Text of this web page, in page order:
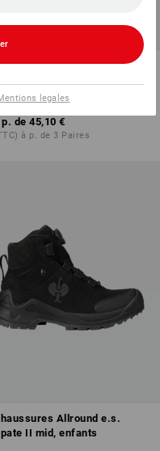
Allround e.s. Porto
6 couleurs
de 45,10 €
à p. de 3 Paires
Allround e.s.
II mid, enfants
legales